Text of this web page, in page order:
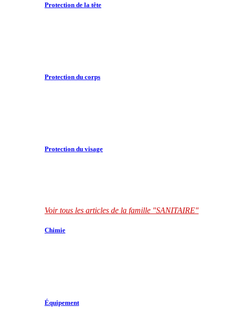
Protection de la tête
Protection du corps
Protection du visage
Voir tous les articles de la famille "SANITAIRE"
Chimie
Équipement